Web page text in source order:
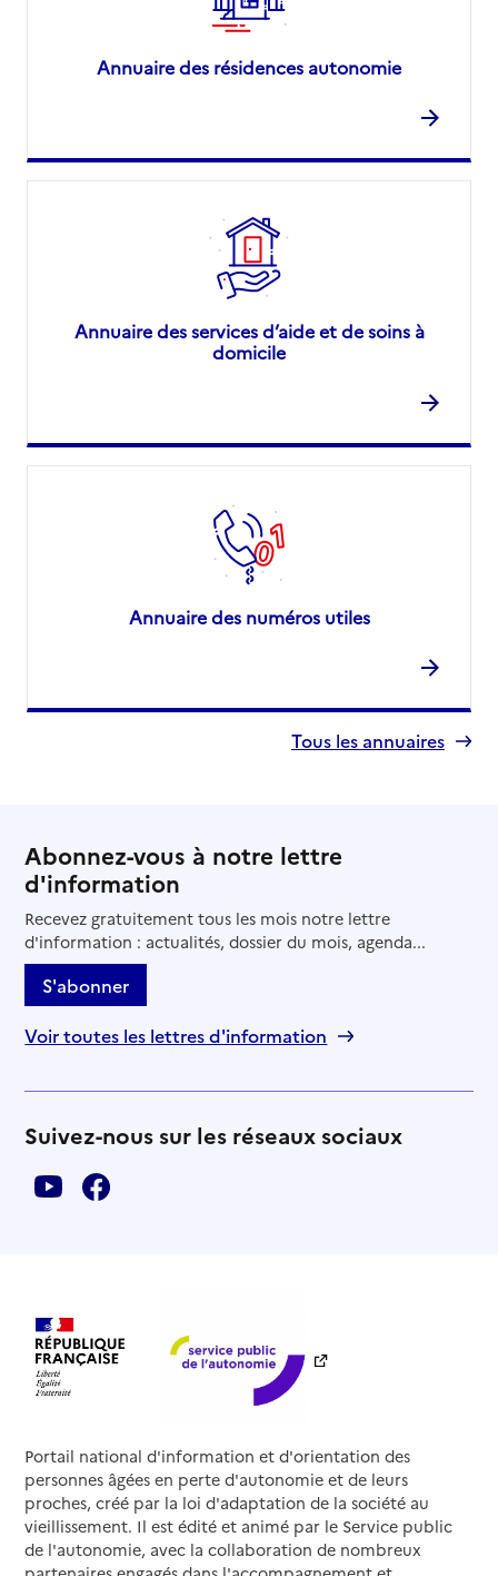
Annuaire des résidences autonomie
Annuaire des services d’aide et de soins à
domicile
Annuaire des numéros utiles
Tous les annuaires
Abonnez-vous à notre lettre
d'information
Recevez gratuitement tous les mois notre lettre
d'information : actualités, dossier du mois, agenda...
S'abonner
Voir toutes les lettres d'information
Suivez-nous sur les réseaux sociaux
Portail national d'information et d'orientation des
personnes âgées en perte d'autonomie et de leurs
proches, créé par la loi d'adaptation de la société au
vieillissement. Il est édité et animé par le Service public
de l'autonomie, avec la collaboration de nombreux